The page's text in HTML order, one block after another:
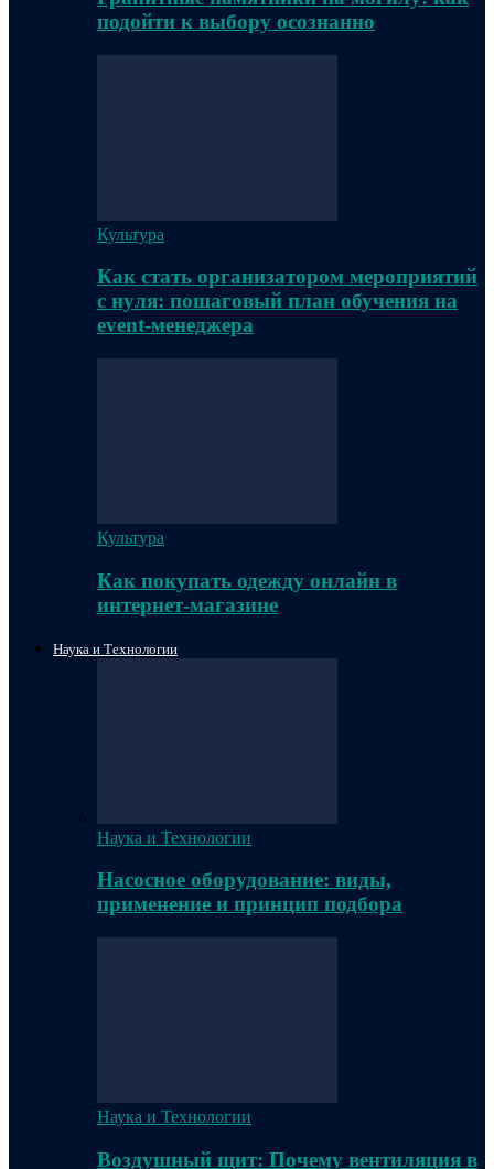
подойти к выбору осознанно
Культура
Как стать организатором мероприятий
с нуля: пошаговый план обучения на
event-менеджера
Культура
Как покупать одежду онлайн в
интернет-магазине
Наука и Технологии
Наука и Технологии
Насосное оборудование: виды,
применение и принцип подбора
Наука и Технологии
Воздушный щит: Почему вентиляция в